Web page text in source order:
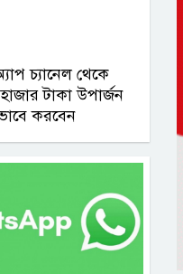
চ্যানেল থেকে
টাকা উপার্জন
করবেন